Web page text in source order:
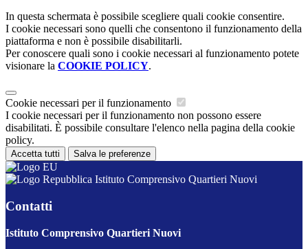
In questa schermata è possibile scegliere quali cookie consentire.
I cookie necessari sono quelli che consentono il funzionamento della
piattaforma e non è possibile disabilitarli.
Per conoscere quali sono i cookie necessari al funzionamento potete
visionare la COOKIE POLICY.
Cookie necessari per il funzionamento
I cookie necessari per il funzionamento non possono essere
disabilitati. È possibile consultare l'elenco nella pagina della cookie
policy.
Accetta tutti Salva le preferenze
Istituto Comprensivo Quartieri Nuovi
Contatti
Istituto Comprensivo Quartieri Nuovi